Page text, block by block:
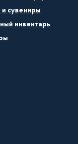
и сувениры
инвентарь